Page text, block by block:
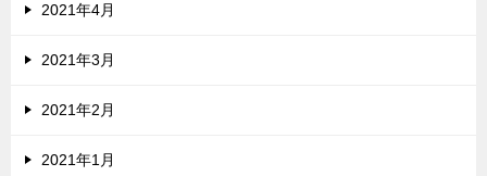
2021年4月
2021年3月
2021年2月
2021年1月